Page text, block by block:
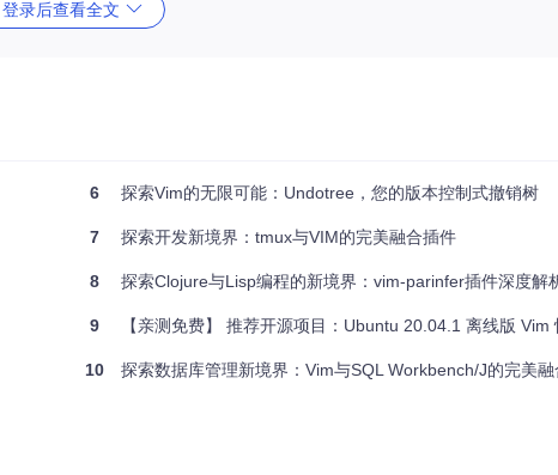
环境。
值得尝试的选择。其精心设计的快捷键、完善的插件生态系统以及对最新
登录后查看全文
6 探索Vim的无限可能：Undotree，您的版本控制式撤销树
7 探索开发新境界：tmux与VIM的完美融合插件
8 探索Clojure与Lisp编程的新境界：vim-parinfer插件深度解
9 【亲测免费】 推荐开源项目：Ubuntu 20.04.1 离线版 Vim 快速
10 探索数据库管理新境界：Vim与SQL Workbench/J的完美融